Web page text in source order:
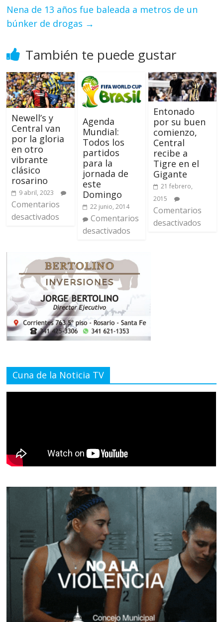
Nena de 13 años fue baleada a metros de un
búnker de drogas →
También te puede gustar
Newell’s y
Central van
por la gloria
en otro
vibrante
clásico
rosarino
9 abril, 2023
Comentarios
desactivados
Agenda
Mundial:
Todos los
partidos
para la
jornada de
este
Domingo
22 junio, 2014
Comentarios
desactivados
Entonado
por su buen
comienzo,
Central
recibe a
Tigre en el
Gigante
21 febrero,
2015
Comentarios
desactivados
Cuna de la Noticia TV